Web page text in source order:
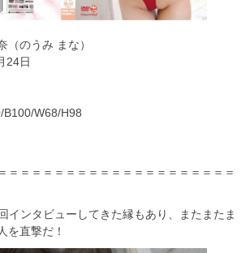
（のうみ まな）
24日
B100/W68/H98
＝＝＝＝＝＝＝＝＝＝＝＝＝＝＝＝＝＝＝＝
インタビューしてきた縁もあり、またまたま
を直撃だ！